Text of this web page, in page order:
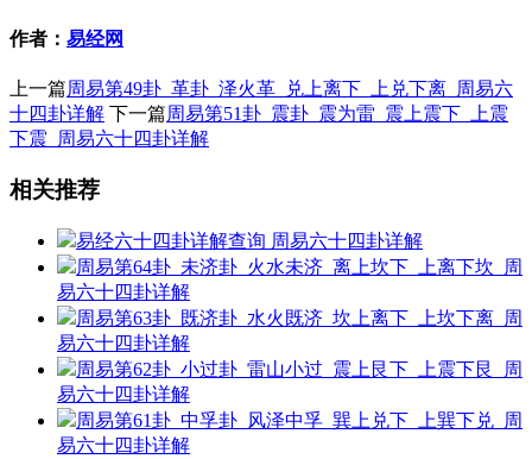
作者： 易经网
上一篇周易第49卦_革卦_泽火革_兑上离下_上兑下离_周易六
十四卦详解
下一篇周易第51卦_震卦_震为雷_震上震下_上震
下震_周易六十四卦详解
相关推荐
易经六十四卦详解查询 周易六十四卦详解
周易第64卦_未济卦_火水未济_离上坎下_上离下坎_周
易六十四卦详解
周易第63卦_既济卦_水火既济_坎上离下_上坎下离_周
易六十四卦详解
周易第62卦_小过卦_雷山小过_震上艮下_上震下艮_周
易六十四卦详解
周易第61卦_中孚卦_风泽中孚_巽上兑下_上巽下兑_周
易六十四卦详解